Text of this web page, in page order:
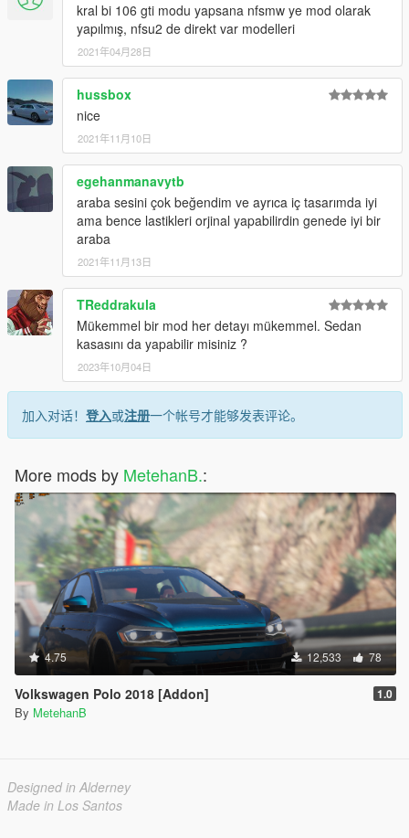
kral bi 106 gti modu yapsana nfsmw ye mod olarak
yapılmış, nfsu2 de direkt var modelleri
2021年04月28日
hussbox
nice
2021年11月10日
egehanmanavytb
araba sesini çok beğendim ve ayrıca iç tasarımda iyi
ama bence lastikleri orjinal yapabilirdin genede iyi bir
araba
2021年11月13日
TReddrakula
Mükemmel bir mod her detayı mükemmel. Sedan
kasasını da yapabilir misiniz ?
2023年10月04日
加入对话！ 登入或注册一个帐号才能够发表评论。
More mods by MetehanB.:
4.75 12,533 78
Volkswagen Polo 2018 [Addon] 1.0
By MetehanB
Designed in Alderney
Made in Los Santos